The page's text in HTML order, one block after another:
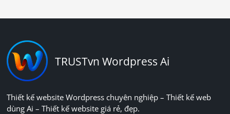
TRUSTvn Wordpress Ai
Thiết kế website Wordpress chuyên nghiệp – Thiết kế web
dùng Ai – Thiết kế website giá rẻ, đẹp.